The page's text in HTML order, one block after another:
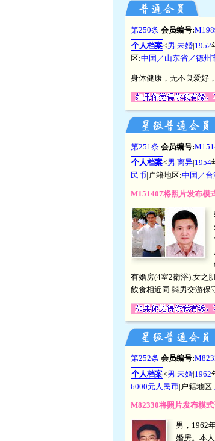
第250条 会员编号:
个人档案<男|未婚|1952
区:中国／山东省／德州
身体健康，无不良爱好
第251条 会员编号:
个人档案<男|离异|1954
民币|户籍地区:中国／
M151407将照片发布模
有婚房(4室2衛浴).女之
飲食相近同 與男交游保
第252条 会员编号:
个人档案<男|未婚|1962
6000元人民币|户籍地区:
M82330将照片发布模
男，1962
婚房。本